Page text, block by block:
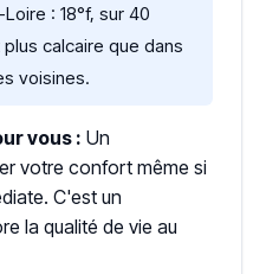
: 18°f, sur 40
calcaire que dans
voisines.
vous : Un
votre confort même si
C'est un
la qualité de vie au